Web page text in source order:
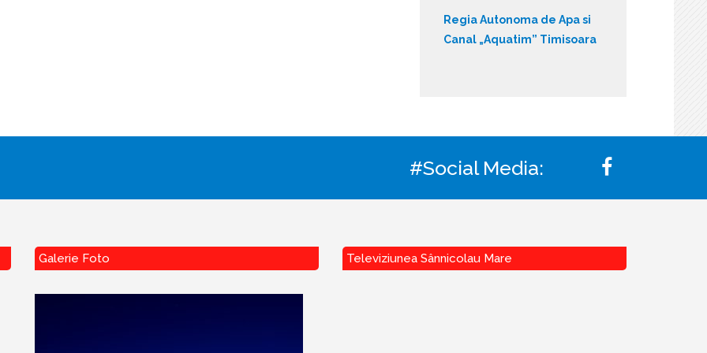
Regia Autonoma de Apa si
Canal „Aquatim” Timisoara
#Social Media:
Galerie Foto Televiziunea Sânnicolau Mare